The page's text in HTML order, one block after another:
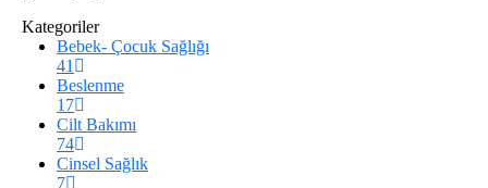
Kategoriler
Bebek- Çocuk Sağlığı
41
Beslenme
17
Cilt Bakımı
74
Cinsel Sağlık
7